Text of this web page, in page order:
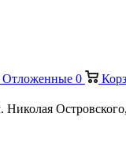
Отложенные 0
Николая